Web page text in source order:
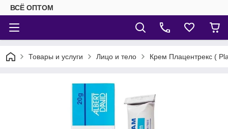
ВСЁ ОПТОМ
Товары и услуги Лицо и тело Крем Плацентрекс (